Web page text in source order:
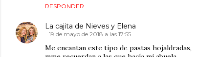
RESPONDER
La cajita de Nieves y Elena
19 de mayo de 2018 a las 17:55
Me encantan este tipo de pastas hojaldradas,